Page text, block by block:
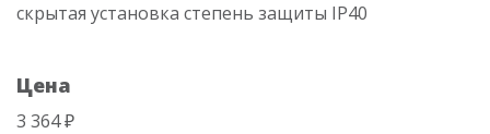
скрытая установка степень защиты IP40
Цена
3 364 ₽